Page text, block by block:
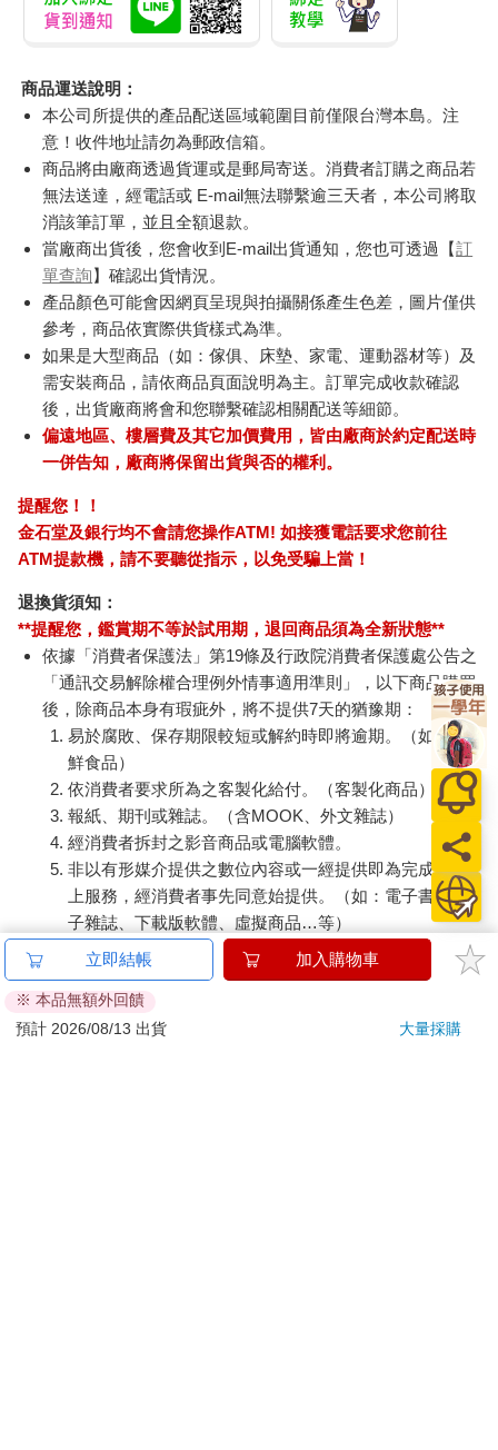
商品運送說明：
本公司所提供的產品配送區域範圍目前僅限台灣本島。注
意！收件地址請勿為郵政信箱。
商品將由廠商透過貨運或是郵局寄送。消費者訂購之商品若
無法送達，經電話或 E-mail無法聯繫逾三天者，本公司將取
消該筆訂單，並且全額退款。
當廠商出貨後，您會收到E-mail出貨通知，您也可透過【訂
單查詢】確認出貨情況。
產品顏色可能會因網頁呈現與拍攝關係產生色差，圖片僅供
參考，商品依實際供貨樣式為準。
如果是大型商品（如：傢俱、床墊、家電、運動器材等）及
需安裝商品，請依商品頁面說明為主。訂單完成收款確認
後，出貨廠商將會和您聯繫確認相關配送等細節。
偏遠地區、樓層費及其它加價費用，皆由廠商於約定配送時
一併告知，廠商將保留出貨與否的權利。
提醒您！！
金石堂及銀行均不會請您操作ATM! 如接獲電話要求您前往
ATM提款機，請不要聽從指示，以免受騙上當！
退換貨須知：
**提醒您，鑑賞期不等於試用期，退回商品須為全新狀態**
依據「消費者保護法」第19條及行政院消費者保護處公告之
「通訊交易解除權合理例外情事適用準則」，以下商品購買
後，除商品本身有瑕疵外，將不提供7天的猶豫期：
易於腐敗、保存期限較短或解約時即將逾期。（如：生
鮮食品）
依消費者要求所為之客製化給付。（客製化商品）
報紙、期刊或雜誌。（含MOOK、外文雜誌）
經消費者拆封之影音商品或電腦軟體。
非以有形媒介提供之數位內容或一經提供即為完成之線
上服務，經消費者事先同意始提供。（如：電子書、電
子雜誌、下載版軟體、虛擬商品…等）
已拆封之個人衛生用品。（如：內衣褲、刮鬍刀、除毛
刀…等）
若非上列種類商品，均享有到貨7天的猶豫期（含例假
日）。
立即結帳 加入購物車
※ 本品無額外回饋
預計 2026/08/13 出貨
大量採購